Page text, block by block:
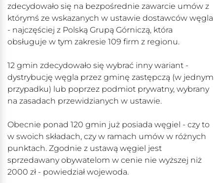
zdecydowało się na bezpośrednie zawarcie umów z
którymś ze wskazanych w ustawie dostawców węgla
- najczęściej z Polską Grupą Górniczą, która
obsługuje w tym zakresie 109 firm z regionu.
12 gmin zdecydowało się wybrać inny wariant -
dystrybucję węgla przez gminę zastępczą (w jednym
przypadku) lub poprzez podmiot prywatny, wybrany
na zasadach przewidzianych w ustawie.
Obecnie ponad 120 gmin już posiada węgiel - czy to
w swoich składach, czy w ramach umów w różnych
punktach. Zgodnie z ustawą węgiel jest
sprzedawany obywatelom w cenie nie wyższej niż
2000 zł - powiedział wojewoda.